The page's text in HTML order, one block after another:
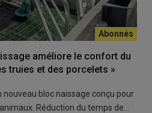
Chambre
Bretagne
que la sélection pour
permettrait de réduire les
que soit le système étudié.
améliore le confort du
truies et des porcelets »
nouveau bloc naissage conçu pour
Réduction du temps de…